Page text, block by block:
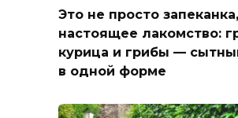
Это не просто
настоящее лакомство:
курица и грибы —
в одной форме